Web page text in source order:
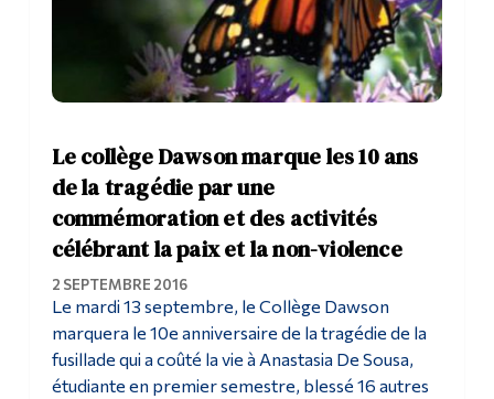
Le collège Dawson marque les 10 ans
de la tragédie par une
commémoration et des activités
célébrant la paix et la non-violence
2 SEPTEMBRE 2016
Le mardi 13 septembre, le Collège Dawson
marquera le 10e anniversaire de la tragédie de la
fusillade qui a coûté la vie à Anastasia De Sousa,
étudiante en premier semestre, blessé 16 autres